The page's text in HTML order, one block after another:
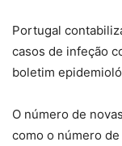
Portugal
casos de infeção
boletim
O número de
como o número